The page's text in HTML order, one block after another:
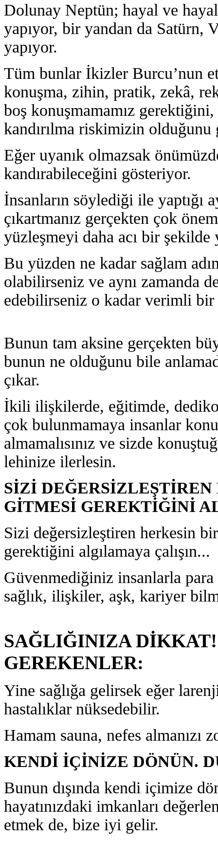
Dolunay Neptün; hayal ve
yapıyor, bir yandan da Satürn,
yapıyor.
Tüm bunlar İkizler Burcu’nun
konuşma, zihin, pratik, zekâ,
boş konuşmamamız
kandırılma riskimizin olduğunu
Eğer uyanık olmazsak
kandırabileceğini gösteriyor.
İnsanların söylediği ile yaptığı
çıkartmanız gerçekten çok
yüzleşmeyi daha acı bir
Bu yüzden ne kadar sağlam
olabilirseniz ve aynı zamanda
edebilirseniz o kadar verimli
Bunun tam aksine gerçekten
bunun ne olduğunu bile
çıkar.
İkili ilişkilerde, eğitimde,
çok bulunmamaya insanlar
almamalısınız ve sizde
lehinize ilerlesin.
SİZİ
GİTMESİ GEREKTİĞİNİ
Sizi değersizleştiren herkesin
gerektiğini algılamaya çalışın...
Güvenmediğiniz insanlarla
sağlık, ilişkiler, aşk, kariyer
SAĞLIĞINIZA
GEREKENLER:
Yine sağlığa gelirsek eğer
hastalıklar nüksedebilir.
Hamam sauna, nefes almanızı
KENDİ İÇİNİZE DÖNÜN.
Bunun dışında kendi içimize
hayatınızdaki imkanları
etmek de, bize iyi gelir.